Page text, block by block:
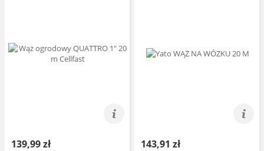
139,99 zł 143,91 zł